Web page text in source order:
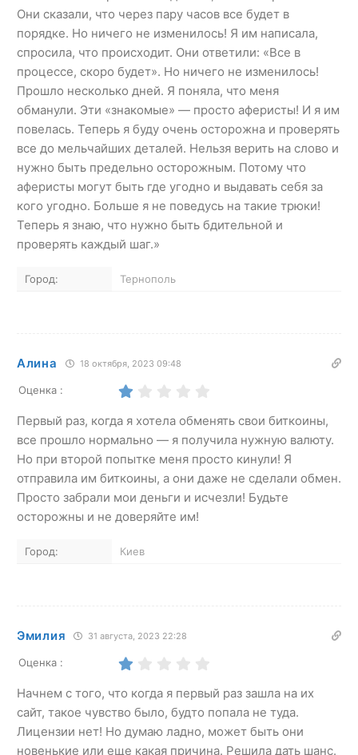
Они сказали, что через пару часов все будет в
порядке. Но ничего не изменилось! Я им написала,
спросила, что происходит. Они ответили: «Все в
процессе, скоро будет». Но ничего не изменилось!
Прошло несколько дней. Я поняла, что меня
обманули. Эти «знакомые» — просто аферисты! И я им
повелась. Теперь я буду очень осторожна и проверять
все до мельчайших деталей. Нельзя верить на слово и
нужно быть предельно осторожным. Потому что
аферисты могут быть где угодно и выдавать себя за
кого угодно. Больше я не поведусь на такие трюки!
Теперь я знаю, что нужно быть бдительной и
проверять каждый шаг.»
Город: Тернополь
Алина 18 октября, 2023 09:48
Оценка :
Первый раз, когда я хотела обменять свои биткоины,
все прошло нормально — я получила нужную валюту.
Но при второй попытке меня просто кинули! Я
отправила им биткоины, а они даже не сделали обмен.
Просто забрали мои деньги и исчезли! Будьте
осторожны и не доверяйте им!
Город: Киев
Эмилия 31 августа, 2023 22:28
Оценка :
Начнем с того, что когда я первый раз зашла на их
сайт, такое чувство было, будто попала не туда.
Лицензии нет! Но думаю ладно, может быть они
новенькие или еще какая причина. Решила дать шанс.